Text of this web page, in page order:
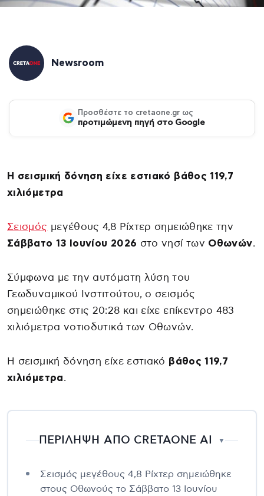
Newsroom
Προσθέστε το cretaone.gr ως
προτιμώμενη πηγή στο Google
Η σεισμική δόνηση είχε εστιακό βάθος 119,7
χιλιόμετρα
Σεισμός μεγέθους 4,8 Ρίχτερ σημειώθηκε την
Σάββατο 13 Ιουνίου 2026 στο νησί των Οθωνών.
Σύμφωνα με την αυτόματη λύση του
Γεωδυναμικού Ινστιτούτου, ο σεισμός
σημειώθηκε στις 20:28 και είχε επίκεντρο 483
χιλιόμετρα νοτιοδυτικά των Οθωνών.
Η σεισμική δόνηση είχε εστιακό βάθος 119,7
χιλιόμετρα.
ΠΕΡΙΛΗΨΗ ΑΠΟ CRETAONE AI ▼
Σεισμός μεγέθους 4,8 Ρίχτερ σημειώθηκε
στους Οθωνούς το Σάββατο 13 Ιουνίου